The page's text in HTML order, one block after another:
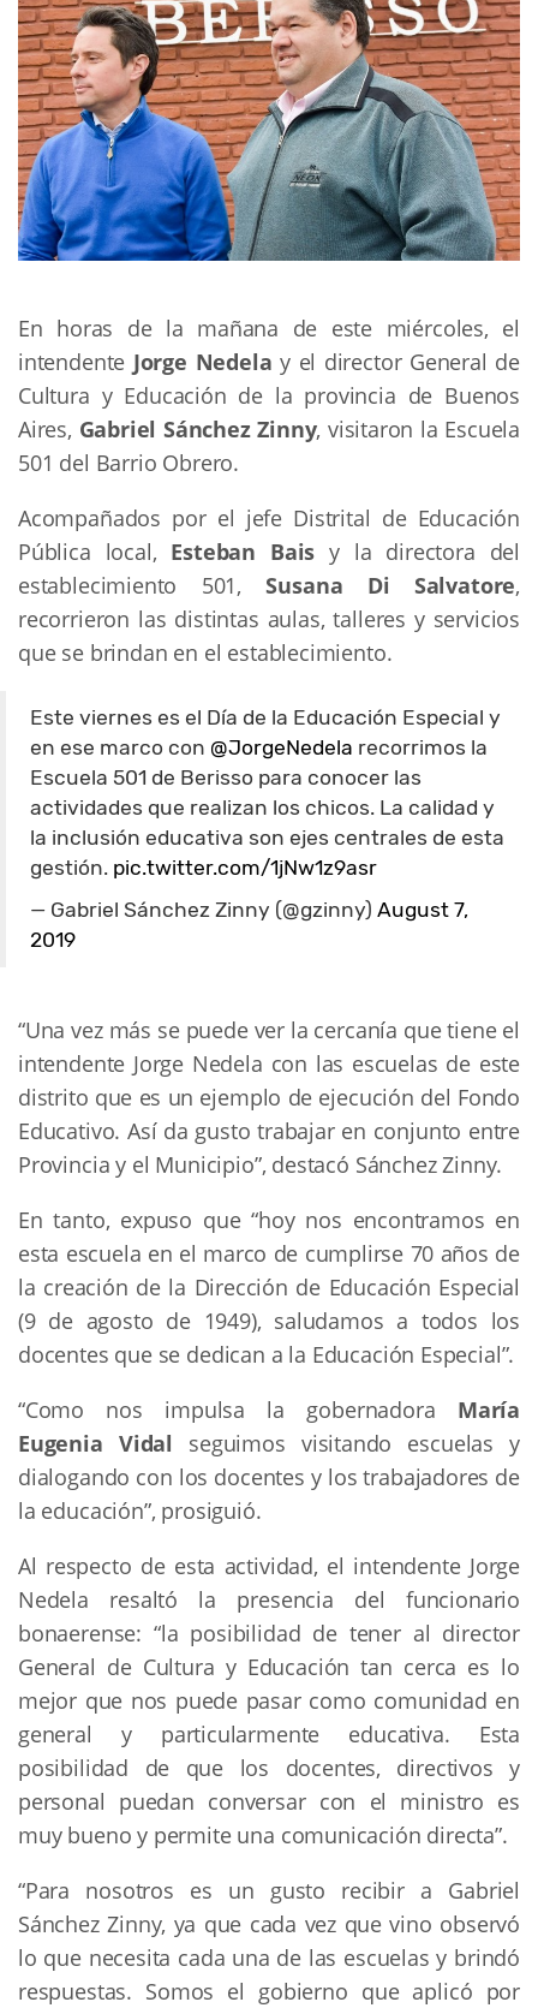
En horas de la mañana de este miércoles, el
intendente Jorge Nedela y el director General de
Cultura y Educación de la provincia de Buenos
Aires, Gabriel Sánchez Zinny, visitaron la Escuela
501 del Barrio Obrero.
Acompañados por el jefe Distrital de Educación
Pública local, Esteban Bais y la directora del
establecimiento 501,Susana Di Salvatore,
recorrieron las distintas aulas, talleres y servicios
que se brindan en el establecimiento.
Este viernes es el Día de la Educación Especial y
en ese marco con @JorgeNedela recorrimos la
Escuela 501 de Berisso para conocer las
actividades que realizan los chicos. La calidad y
la inclusión educativa son ejes centrales de esta
gestión. pic.twitter.com/1jNw1z9asr
— Gabriel Sánchez Zinny (@gzinny) August 7,
2019
“Una vez más se puede ver la cercanía que tiene el
intendente Jorge Nedela con las escuelas de este
distrito que es un ejemplo de ejecución del Fondo
Educativo. Así da gusto trabajar en conjunto entre
Provincia y el Municipio”, destacó Sánchez Zinny.
En tanto, expuso que “hoy nos encontramos en
esta escuela en el marco de cumplirse 70 años de
la creación de la Dirección de Educación Especial
(9 de agosto de 1949), saludamos a todos los
docentes que se dedican a la Educación Especial”.
“Como nos impulsa la gobernadora María
Eugenia Vidal seguimos visitando escuelas y
dialogando con los docentes y los trabajadores de
la educación”, prosiguió.
Al respecto de esta actividad, el intendente Jorge
Nedela resaltó la presencia del funcionario
bonaerense: “la posibilidad de tener al director
General de Cultura y Educación tan cerca es lo
mejor que nos puede pasar como comunidad en
general y particularmente educativa. Esta
posibilidad de que los docentes, directivos y
personal puedan conversar con el ministro es
muy bueno y permite una comunicación directa”.
“Para nosotros es un gusto recibir a Gabriel
Sánchez Zinny, ya que cada vez que vino observó
lo que necesita cada una de las escuelas y brindó
respuestas. Somos el gobierno que aplicó por